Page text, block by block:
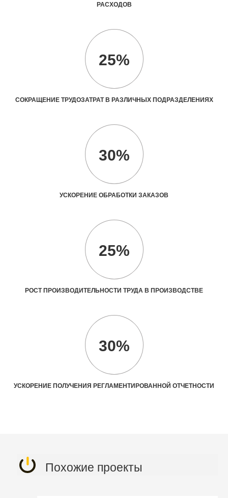
РАСХОДОВ
25%
СОКРАЩЕНИЕ ТРУДОЗАТРАТ В РАЗЛИЧНЫХ ПОДРАЗДЕЛЕНИЯХ
30%
УСКОРЕНИЕ ОБРАБОТКИ ЗАКАЗОВ
25%
РОСТ ПРОИЗВОДИТЕЛЬНОСТИ ТРУДА В ПРОИЗВОДСТВЕ
30%
УСКОРЕНИЕ ПОЛУЧЕНИЯ РЕГЛАМЕНТИРОВАННОЙ ОТЧЕТНОСТИ
Похожие проекты